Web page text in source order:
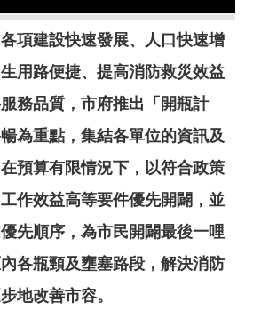
項建設快速發展、人口快速增
用路便捷、提高消防救災效益
務品質，市府推出「開瓶計
為重點，集結各單位的資訊及
預算有限情況下，以符合政策
作效益高等要件優先開闢，並
先順序，為市民開闢最後一哩
各瓶頸及壅塞路段，解決消防
地改善市容。